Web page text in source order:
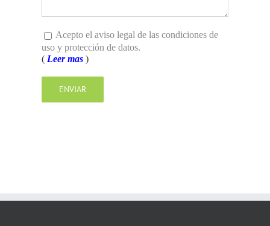
Acepto el aviso legal de las condiciones de
uso y protección de datos.
( Leer mas )